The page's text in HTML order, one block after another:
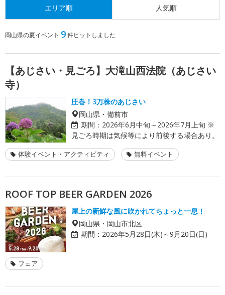
エリア順 人気順
岡山県の夏イベント 9件ヒットしました
【あじさい・見ごろ】大滝山西法院（あじさい
寺）
圧巻！3万株のあじさい
岡山県・備前市
期間： 2026年6月中旬～2026年7月上旬 ※
見ごろ時期は気候等により前後する場合あり。
体験イベント・アクティビティ 無料イベント
ROOF TOP BEER GARDEN 2026
屋上の新鮮な風に吹かれてちょっと一息！
岡山県・岡山市北区
期間： 2026年5月28日(木)～9月20日(日)
フェア